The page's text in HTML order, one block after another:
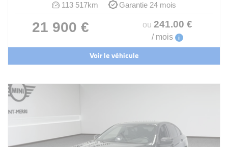
113 517km
Garantie 24 mois
21 900 € ou 241.00 €
/ mois i
Voir le véhicule